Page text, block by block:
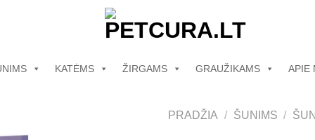
KATĖMS ŽIRGAMS GRAUŽIKAMS APIE
PRADŽIA / ŠUNIMS /